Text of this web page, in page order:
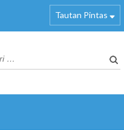
Tautan Pintas